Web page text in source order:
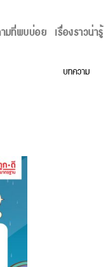
มที่พบบ่อย เรื่องราวน่ารู้
เรื่องราวน่ารู้
บทความ